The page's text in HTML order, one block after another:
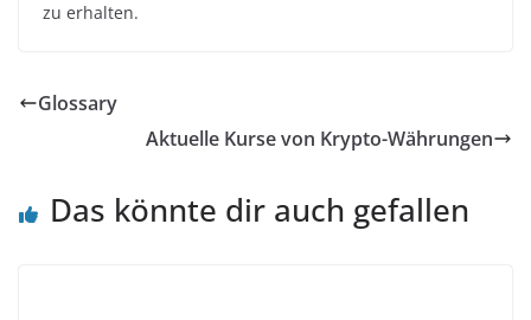
zu erhalten.
Glossary
Aktuelle Kurse von Krypto-Währungen
Das könnte dir auch gefallen